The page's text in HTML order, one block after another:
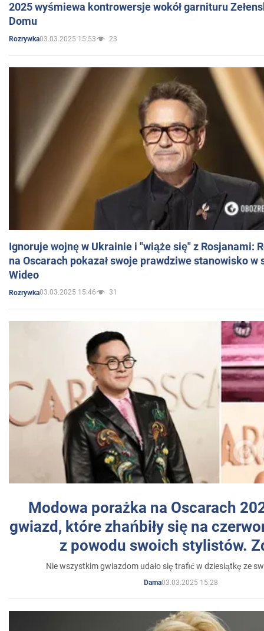
2025 wyśmiewa kontrowersje wokół garnituru
Domu
Rozrywka03.03.2025 15:53 23
Ignoruje wojnę w Ukrainie i "wiąże się" z Rosjanami:
na Oscarach pokazał swoje prawdziwe stanowisko w
Wideo
Rozrywka03.03.2025 15:46 31
Modowa porażka na Oscarach
gwiazd, które zhańbiły się na
z powodu swoich stylistów.
Nie wszystkim gwiazdom udało się trafić w dziesiątkę ze
Dama03.03.2025 15:28